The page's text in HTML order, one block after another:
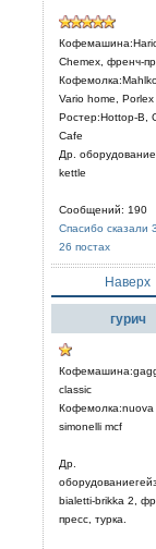
Chemex, френч-
Vario home, Porlex
Ростер:Hottop-B,
Cafe
Др.
kettle
Сообщений: 190
Спасибо сказали
26 постах
Наверх
гурич
classic
Кофемолка:nuova
simonelli mcf
Др.
bialetti-brikka 2,
пресс, турка.